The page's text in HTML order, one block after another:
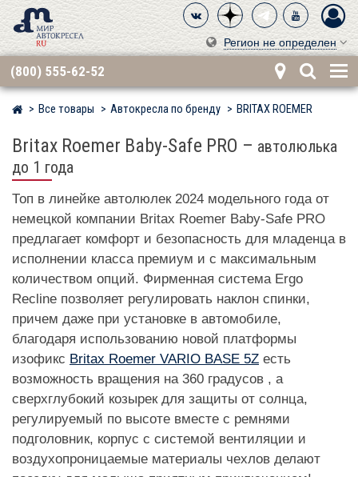
Регион не определен
(800) 555-62-52
Мир детских автокресел
Все товары Автокресла по бренду BRITAX ROEMER
Britax Roemer Baby-Safe PRO – автолюлька
до 1 года
Топ в линейке автолюлек 2024 модельного года от
немецкой компании Britax Roemer Baby-Safe PRO
предлагает комфорт и безопасность для младенца в
исполнении класса премиум и с максимальным
количеством опций. Фирменная система Ergo
Recline позволяет регулировать наклон спинки,
причем даже при установке в автомобиле,
благодаря использованию новой платформы
изофикс Britax Roemer VARIO BASE 5Z есть
возможность вращения на 360 градусов , а
сверхглубокий козырек для защиты от солнца,
регулируемый по высоте вместе с ремнями
подголовник, корпус с системой вентиляции и
воздухопроницаемые материалы чехлов делают